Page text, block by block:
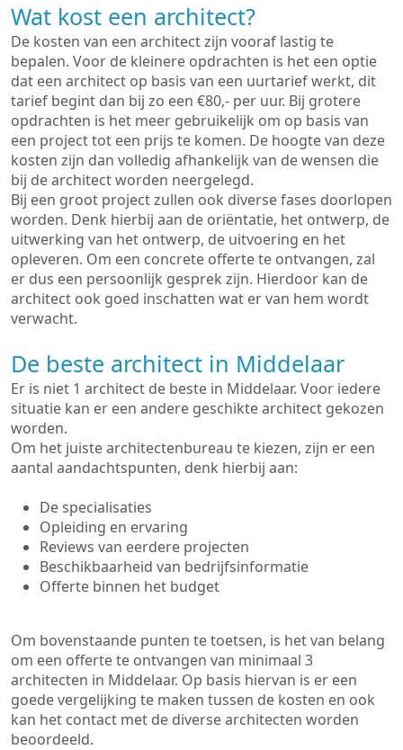
Wat kost een architect?
De kosten van een architect zijn vooraf lastig te
bepalen. Voor de kleinere opdrachten is het een optie
dat een architect op basis van een uurtarief werkt, dit
tarief begint dan bij zo een €80,- per uur. Bij grotere
opdrachten is het meer gebruikelijk om op basis van
een project tot een prijs te komen. De hoogte van deze
kosten zijn dan volledig afhankelijk van de wensen die
bij de architect worden neergelegd.
Bij een groot project zullen ook diverse fases doorlopen
worden. Denk hierbij aan de oriëntatie, het ontwerp, de
uitwerking van het ontwerp, de uitvoering en het
opleveren. Om een concrete offerte te ontvangen, zal
er dus een persoonlijk gesprek zijn. Hierdoor kan de
architect ook goed inschatten wat er van hem wordt
verwacht.
De beste architect in Middelaar
Er is niet 1 architect de beste in Middelaar. Voor iedere
situatie kan er een andere geschikte architect gekozen
worden.
Om het juiste architectenbureau te kiezen, zijn er een
aantal aandachtspunten, denk hierbij aan:
De specialisaties
Opleiding en ervaring
Reviews van eerdere projecten
Beschikbaarheid van bedrijfsinformatie
Offerte binnen het budget
Om bovenstaande punten te toetsen, is het van belang
om een offerte te ontvangen van minimaal 3
architecten in Middelaar. Op basis hiervan is er een
goede vergelijking te maken tussen de kosten en ook
kan het contact met de diverse architecten worden
beoordeeld.